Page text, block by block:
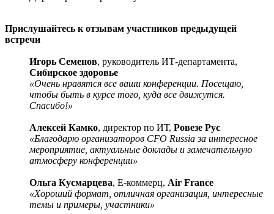
Прислушайтесь к отзывам участников предыдущей
встречи
Игорь Семенов, руководитель ИТ-департамента,
Сибирское здоровье
«Очень нравятся все ваши конференции. Посещаю,
чтобы быть в курсе того, куда все движутся.
Спасибо!»
Алексей Камко, директор по ИТ, Ровезе Рус
«Благодарю организаторов CFO Russia за интересное
мероприятие, актуальные доклады и замечательную
атмосферу конференции»
Ольга Кусмарцева, Е-коммерц, Air France
«Хороший формат, отличная организация, интересные
темы и примеры, участники»